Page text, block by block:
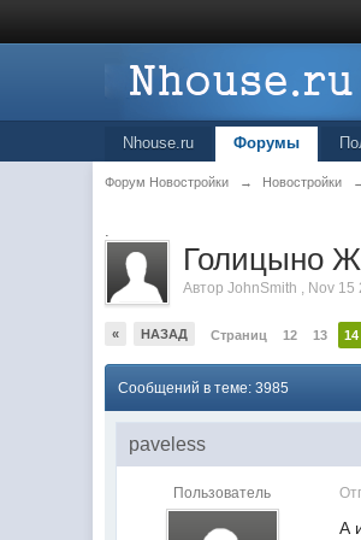
Nhouse.ru Форумы
Форум Новостройки → Новостройки
.
Голицыно
АвторJohnSmith , Nov 15
« НАЗАД Страниц 12 13 14
Сообщений в теме: 3985
paveless
Пользователь
А